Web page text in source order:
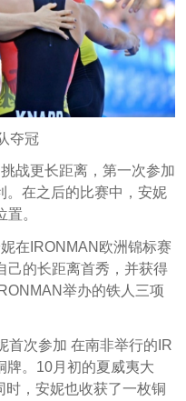
夺冠
战更长距离，第一次参加
。在之后的比赛中，安妮
。
在IRONMAN欧洲锦标赛
己的长距离首秀，并获得
举办的铁人三项
首次参加 在南非举行的IR
牌。10月初的夏威夷大
，安妮也收获了一枚铜